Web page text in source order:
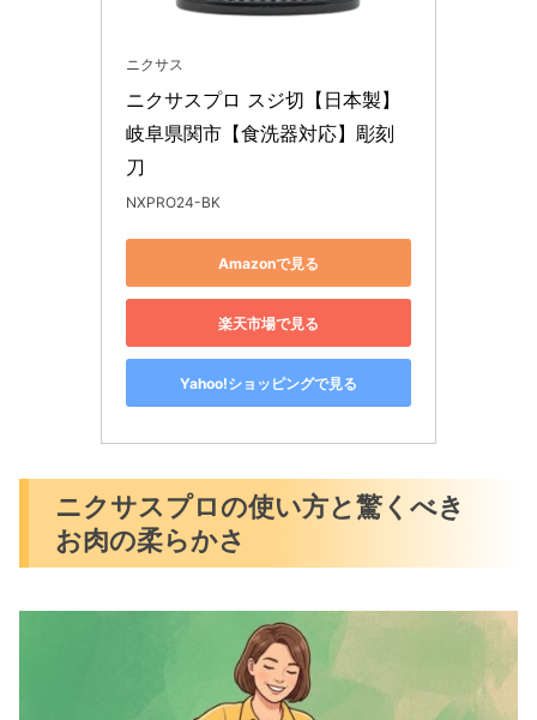
総合評価
ニクサス
ニクサスプロ スジ切【日本製】
岐阜県関市【食洗器対応】彫刻
刀
NXPRO24-BK
Amazonで見る
楽天市場で見る
Yahoo!ショッピングで見る
ニクサスプロの使い方と驚くべき
お肉の柔らかさ